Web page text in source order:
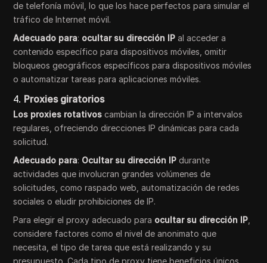
de telefonía móvil, lo que los hace perfectos para simular el
tráfico de Internet móvil.
Adecuado para: ocultar su dirección IP al acceder a
contenido específico para dispositivos móviles, omitir
bloqueos geográficos específicos para dispositivos móviles
o automatizar tareas para aplicaciones móviles.
4. Proxies giratorios
Los proxies rotativos cambian la dirección IP a intervalos
regulares, ofreciendo direcciones IP dinámicas para cada
solicitud.
Adecuado para: Ocultar su dirección IP durante
actividades que involucran grandes volúmenes de
solicitudes, como raspado web, automatización de redes
sociales o eludir prohibiciones de IP.
Para elegir el proxy adecuado para ocultar su dirección IP
considere factores como el nivel de anonimato que
necesita, el tipo de tarea que está realizando y su
presupuesto. Cada tipo de proxy tiene beneficios únicos,